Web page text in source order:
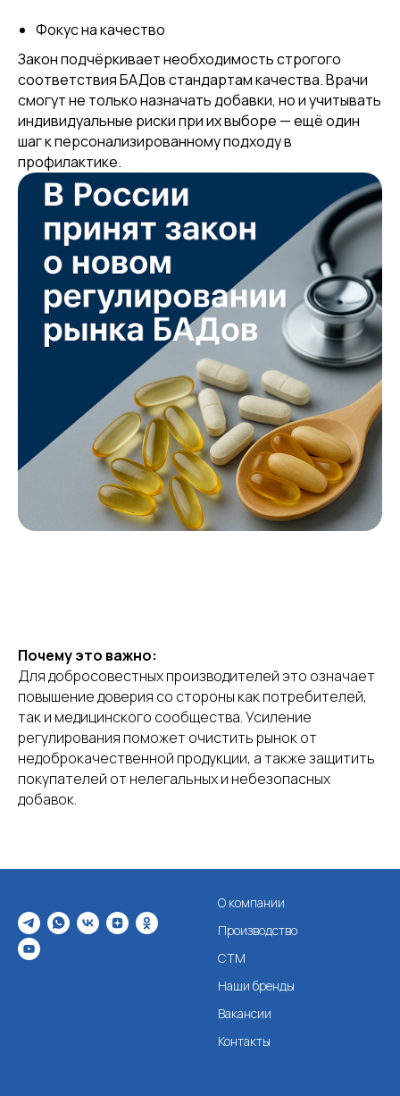
Фокус на качество
Закон подчёркивает необходимость строгого
соответствия БАДов стандартам качества. Врачи
смогут не только назначать добавки, но и учитывать
индивидуальные риски при их выборе — ещё один
шаг к персонализированному подходу в
профилактике.
Почему это важно:
Для добросовестных производителей это означает
повышение доверия со стороны как потребителей,
так и медицинского сообщества. Усиление
регулирования поможет очистить рынок от
недоброкачественной продукции, а также защитить
покупателей от нелегальных и небезопасных
добавок.
О компании
Производство
СТМ
Наши бренды
Вакансии
Контакты